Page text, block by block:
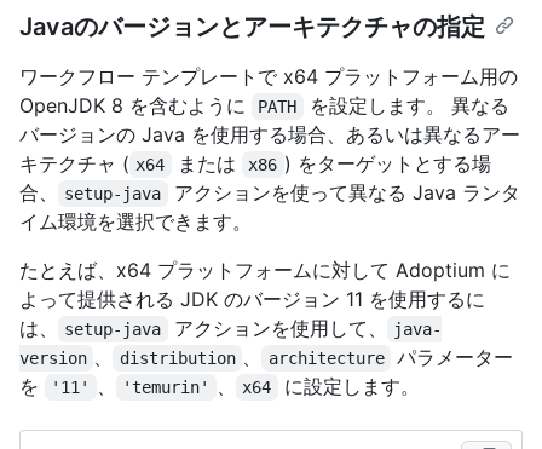
Javaのバージョンとアーキテクチャの指定
ワークフロー テンプレートで x64 プラットフォーム用の
OpenJDK 8 を含むように
PATH
を設定します。 異なる
バージョンの Java を使用する場合、あるいは異なるアー
キテクチャ ( x64 または x86 ) をターゲットとする場
合、
setup-java
アクションを使って異なる Java ランタ
イム環境を選択できます。
たとえば、x64 プラットフォームに対して Adoptium に
よって提供される JDK のバージョン 11 を使用するに
は、
setup-java アクションを使用して、
java-
version 、 distribution 、 architecture
パラメーター
を
'11' 、 'temurin' 、 x64 に設定します。